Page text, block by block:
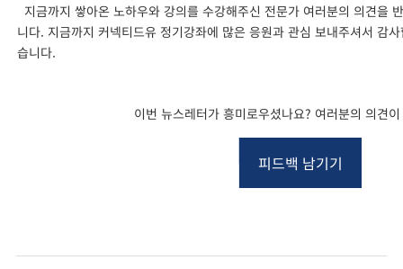
지금까지 쌓아온 노하우와 강의를 수강해주신 전문가 여러분의 의견을
니다. 지금까지 커넥티드유 정기강좌에 많은 응원과 관심 보내주셔서 감
습니다.
이번 뉴스레터가 흥미로우셨나요? 여러분의 의견
피드백 남기기